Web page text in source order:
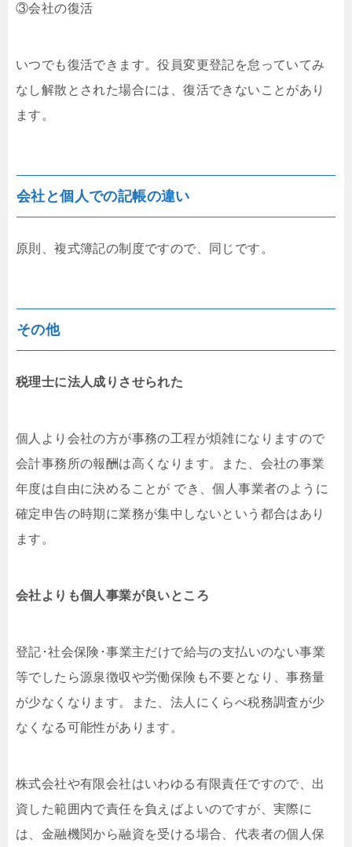
③会社の復活
いつでも復活できます。役員変更登記を怠っていてみ
なし解散とされた場合には、復活できないことがあり
ます。
会社と個人での記帳の違い
原則、複式簿記の制度ですので、同じです。
その他
税理士に法人成りさせられた
個人より会社の方が事務の工程が煩雑になりますので
会計事務所の報酬は高くなります。また、会社の事業
年度は自由に決めることが でき、個人事業者のように
確定申告の時期に業務が集中しないという都合はあり
ます。
会社よりも個人事業が良いところ
登記･社会保険･事業主だけで給与の支払いのない事業
等でしたら源泉徴収や労働保険も不要となり、事務量
が少なくなります。また、法人にくらべ税務調査が少
なくなる可能性があります。
株式会社や有限会社はいわゆる有限責任ですので、出
資した範囲内で責任を負えばよいのですが、実際に
は、金融機関から融資を受ける場合、代表者の個人保